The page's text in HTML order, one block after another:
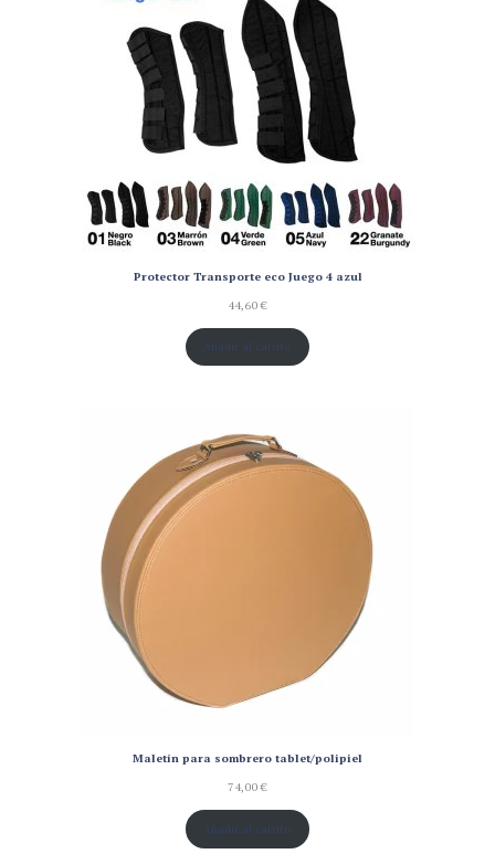
Protector Transporte eco Juego 4 azul
44,60€
Añadir al carrito
Maletín para sombrero tablet/polipiel
74,00€
Añadir al carrito